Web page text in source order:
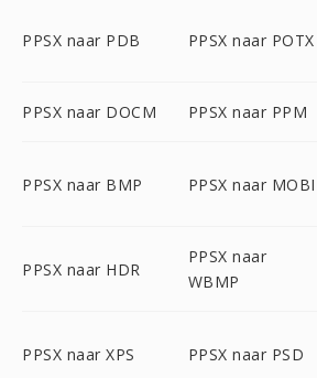
PPSX naar PDB PPSX naar POTX
PPSX naar DOCM PPSX naar PPM
PPSX naar BMP PPSX naar MOBI
PPSX naar HDR
PPSX naar
WBMP
PPSX naar XPS PPSX naar PSD